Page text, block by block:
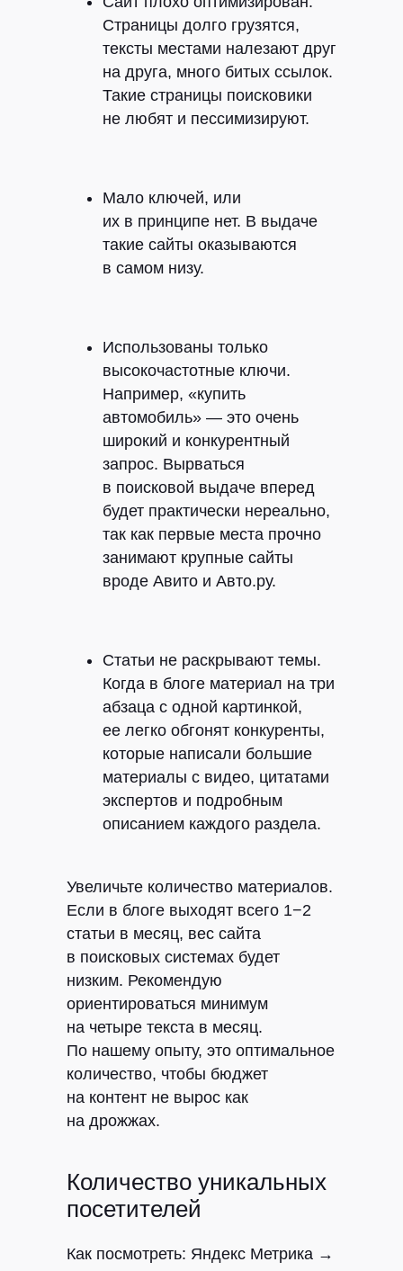
Страницы долго грузятся,
тексты местами налезают друг
на друга, много битых ссылок.
Такие страницы поисковики
не любят и пессимизируют.
Мало ключей, или
их в принципе нет. В выдаче
такие сайты оказываются
в самом низу.
Использованы только
высокочастотные ключи.
Например, «купить
автомобиль» — это очень
широкий и конкурентный
запрос. Вырваться
в поисковой выдаче вперед
будет практически нереально,
так как первые места прочно
занимают крупные сайты
вроде Авито и Авто.ру.
Статьи не раскрывают темы.
Когда в блоге материал на три
абзаца с одной картинкой,
ее легко обгонят конкуренты,
которые написали большие
материалы с видео, цитатами
экспертов и подробным
описанием каждого раздела.
Увеличьте количество материалов.
Если в блоге выходят всего 1−2
статьи в месяц, вес сайта
в поисковых системах будет
низким. Рекомендую
ориентироваться минимум
на четыре текста в месяц.
По нашему опыту, это оптимальное
количество, чтобы бюджет
на контент не вырос как
на дрожжах.
Количество уникальных
посетителей
Как посмотреть: Яндекс Метрика →